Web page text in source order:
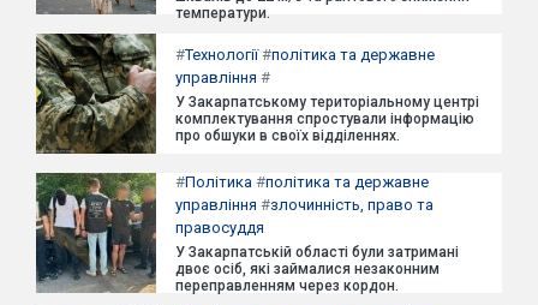
температури.
#Технології#політика та державне
управління #
У Закарпатському територіальному центрі
комплектування спростували інформацію
про обшуки в своїх відділеннях.
#Політика #політика та державне
управління #злочинність, право та
правосуддя
У Закарпатській області були затримані
двоє осіб, які займалися незаконним
переправленням через кордон.